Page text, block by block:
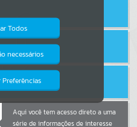
Aqui você tem acesso direto a uma
série de informações de interesse
Todos
necessários
recursos
não estar